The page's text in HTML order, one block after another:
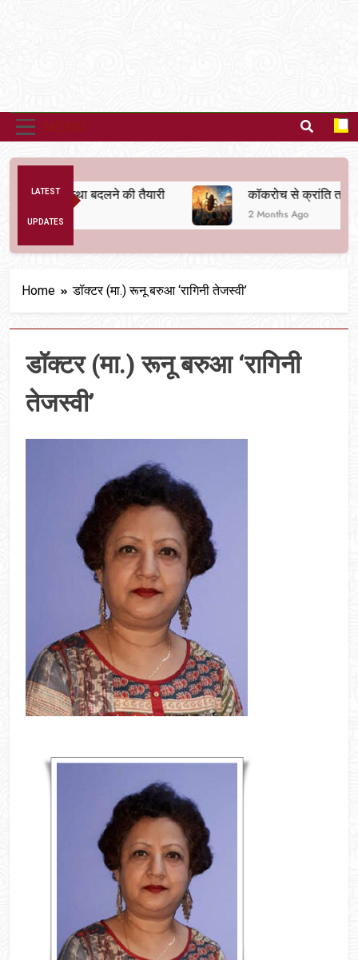
LATEST
UPDATES
व्यवस्था बदलने की तैयारी कॉकरोच से क्रांति तक
2 Months Ago
Home डॉक्टर (मा.) रूनू बरुआ ‘रागिनी तेजस्वी’
डॉक्टर (मा.) रूनू बरुआ ‘रागिनी
तेजस्वी’